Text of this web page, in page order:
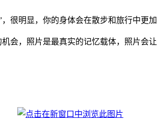
很明显，你的身体会在散步和旅行中更
会，照片是最真实的记忆载体，照片会